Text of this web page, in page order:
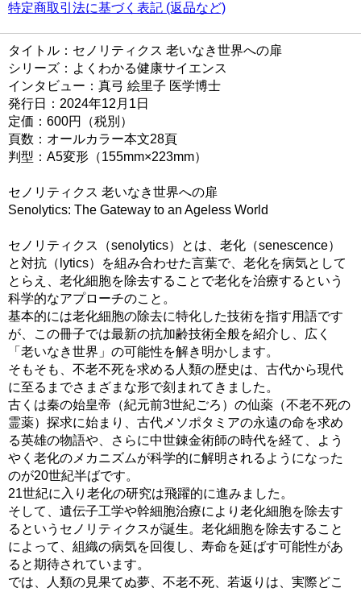
特定商取引法に基づく表記 (返品など)
タイトル：セノリティクス 老いなき世界への扉
シリーズ：よくわかる健康サイエンス
インタビュー：真弓 絵里子 医学博士
発行日：2024年12月1日
定価：600円（税別）
頁数：オールカラー本文28頁
判型：A5変形（155mm×223mm）
セノリティクス 老いなき世界への扉
Senolytics: The Gateway to an Ageless World
セノリティクス（senolytics）とは、老化（senescence）
と対抗（lytics）を組み合わせた言葉で、老化を病気として
とらえ、老化細胞を除去することで老化を治療するという
科学的なアプローチのこと。
基本的には老化細胞の除去に特化した技術を指す用語です
が、この冊子では最新の抗加齢技術全般を紹介し、広く
「老いなき世界」の可能性を解き明かします。
そもそも、不老不死を求める人類の歴史は、古代から現代
に至るまでさまざまな形で刻まれてきました。
古くは秦の始皇帝（紀元前3世紀ごろ）の仙薬（不老不死の
霊薬）探求に始まり、古代メソポタミアの永遠の命を求め
る英雄の物語や、さらに中世錬金術師の時代を経て、よう
やく老化のメカニズムが科学的に解明されるようになった
のが20世紀半ばです。
21世紀に入り老化の研究は飛躍的に進みました。
そして、遺伝子工学や幹細胞治療により老化細胞を除去す
るというセノリティクスが誕生。老化細胞を除去すること
によって、組織の病気を回復し、寿命を延ばす可能性があ
ると期待されています。
では、人類の見果てぬ夢、不老不死、若返りは、実際どこ